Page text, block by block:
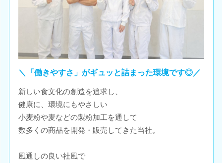
＼「働きやすさ」がギュッと詰まった環境です◎／
新しい食文化の創造を追求し、
健康に、環境にもやさしい
小麦粉や麦などの製粉加工を通して
数多くの商品を開発・販売してきた当社。
風通しの良い社風で